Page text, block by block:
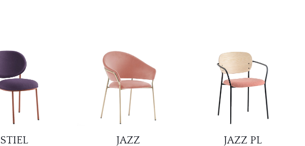
STIEL JAZZ JAZZ PL